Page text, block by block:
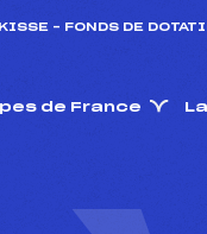
– FONDS DE
de France